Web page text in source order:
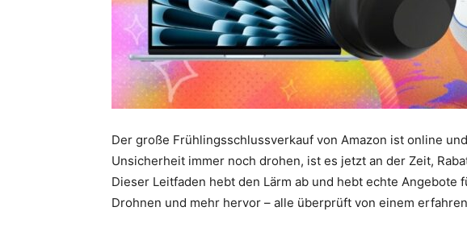
Der große Frühlingsschlussverkauf von Amazon ist online
Unsicherheit immer noch drohen, ist es jetzt an der Zeit,
Dieser Leitfaden hebt den Lärm ab und hebt echte Angebote
Drohnen und mehr hervor – alle überprüft von einem